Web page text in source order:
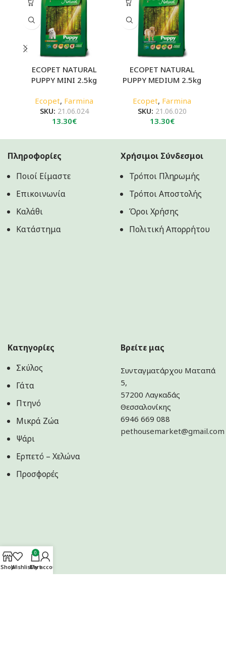
ECOPET NATURAL
PUPPY MINI 2.5kg
Ecopet, Farmina
SKU: 21.06.024
13.30€
ECOPET NATURAL
PUPPY MEDIUM 2.5kg
Ecopet, Farmina
SKU: 21.06.020
13.30€
Πληροφορίες
Ποιοί Είμαστε
Επικοινωνία
Καλάθι
Κατάστημα
Χρήσιμοι Σύνδεσμοι
Τρόποι Πληρωμής
Τρόποι Αποστολής
Όροι Χρήσης
Πολιτική Aπορρήτου
Κατηγορίες
Σκύλος
Γάτα
Πτηνό
Μικρά Ζώα
Ψάρι
Ερπετό – Χελώνα
Προσφορές
Βρείτε μας
Συνταγματάρχου Ματαπά
5,
57200 Λαγκαδάς
Θεσσαλονίκης
6946 669 088
pethousemarket@gmail.com
ShopWishlist
0
Cart
My account